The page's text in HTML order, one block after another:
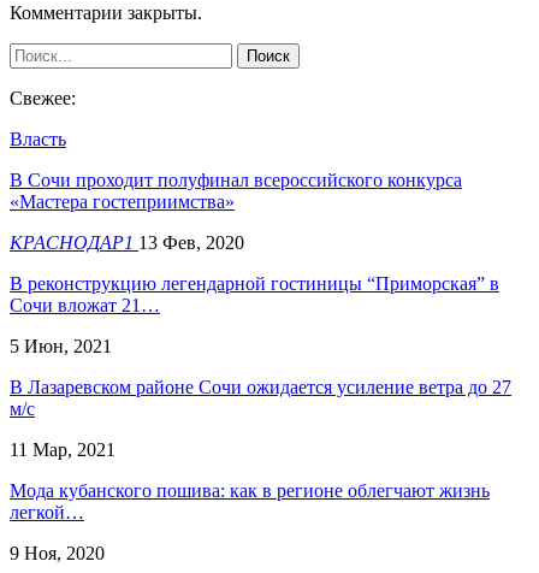
Комментарии закрыты.
Свежее:
Власть
В Сочи проходит полуфинал всероссийского конкурса
«Мастера гостеприимства»
КРАСНОДАР1 13 Фев, 2020
​В реконструкцию легендарной гостиницы “Приморская” в
Сочи вложат 21…
5 Июн, 2021
В Лазаревском районе Сочи ожидается усиление ветра до 27
м/с
11 Мар, 2021
Мода кубанского пошива: как в регионе облегчают жизнь
легкой…
9 Ноя, 2020